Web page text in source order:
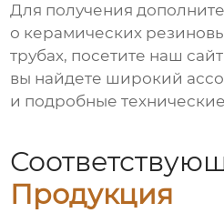
Для получения
о керамических
трубах, посетите наш
вы найдете широкий
и подробные
Продукция